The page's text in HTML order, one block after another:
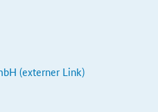
(externer Link)